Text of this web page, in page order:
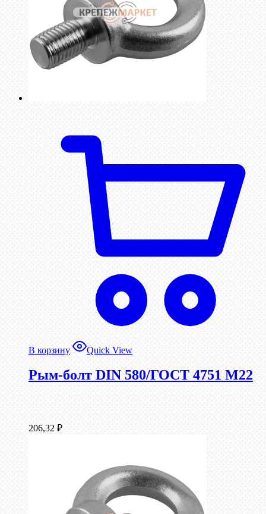
В корзину Quick View
Рым-болт DIN 580/ГОСТ 4751 М22
206,32 ₽